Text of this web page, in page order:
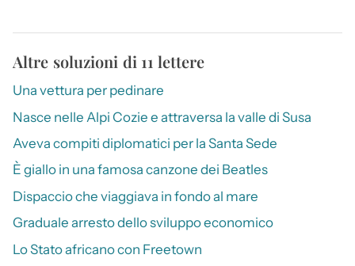
Altre soluzioni di 11 lettere
Una vettura per pedinare
Nasce nelle Alpi Cozie e attraversa la valle di Susa
Aveva compiti diplomatici per la Santa Sede
È giallo in una famosa canzone dei Beatles
Dispaccio che viaggiava in fondo al mare
Graduale arresto dello sviluppo economico
Lo Stato africano con Freetown